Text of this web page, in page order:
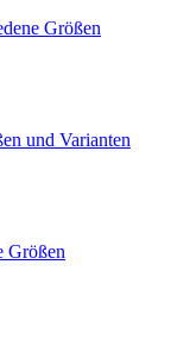
Größen
und Varianten
Größen